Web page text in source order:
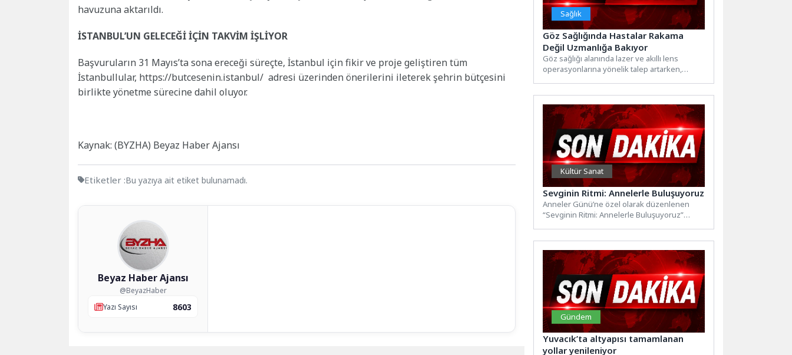
havuzuna aktarıldı.
İSTANBUL’UN GELECEĞİ İÇİN TAKVİM İŞLİYOR
Başvuruların 31 Mayıs’ta sona ereceği süreçte, İstanbul için fikir ve proje geliştiren tüm
İstanbullular, https://butcesenin.istanbul/ adresi üzerinden önerilerini ileterek şehrin bütçesini
birlikte yönetme sürecine dahil oluyor.
Kaynak: (BYZHA) Beyaz Haber Ajansı
Etiketler :Bu yazıya ait etiket bulunamadı.
Beyaz Haber Ajansı
@BeyazHaber
Yazı Sayısı
8603
Sağlık
Göz Sağlığında Hastalar Rakama
Değil Uzmanlığa Bakıyor
Göz sağlığı alanında lazer ve akıllı lens
operasyonlarına yönelik talep artarken,
Kültür Sanat
Sevginin Ritmi: Annelerle Buluşuyoruz
Anneler Günü’ne özel olarak düzenlenen
“Sevginin Ritmi: Annelerle Buluşuyoruz”
Gündem
Yuvacık’ta altyapısı tamamlanan
yollar yenileniyor